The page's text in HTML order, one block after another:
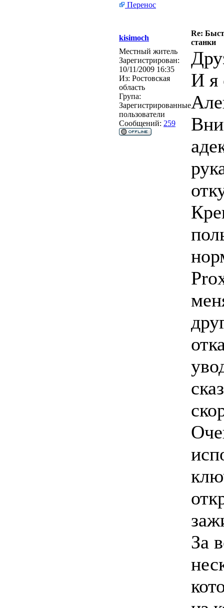
Перенос
kisimoch
Re:
станки
Местный житель
Зарегистрирован:
10/11/2009 16:35
Из: Ростовская
область
Група:
Зарегистрированные
пользователи
Сообщений: 259
И я
За